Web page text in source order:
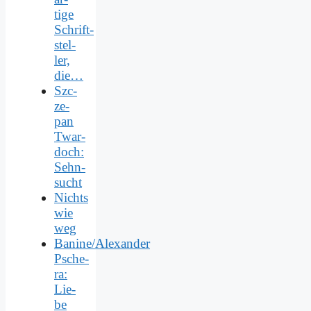
ti­ge
Schrift­
stel­
ler,
die…
Szc­
ze­
pan
Twar­
doch:
Sehn­
sucht
Nichts
wie
weg
Banine/Alexander
Psche­
ra:
Lie­
be